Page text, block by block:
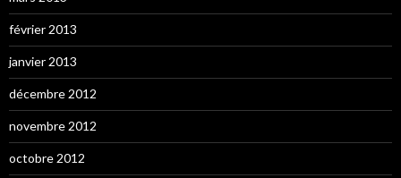
février 2013
janvier 2013
décembre 2012
novembre 2012
octobre 2012